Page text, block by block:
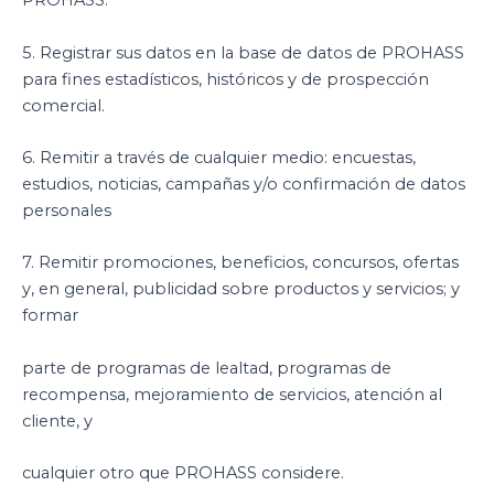
5. Registrar sus datos en la base de datos de PROHASS
para fines estadísticos, históricos y de prospección
comercial.
6. Remitir a través de cualquier medio: encuestas,
estudios, noticias, campañas y/o confirmación de datos
personales
7. Remitir promociones, beneficios, concursos, ofertas
y, en general, publicidad sobre productos y servicios; y
formar
parte de programas de lealtad, programas de
recompensa, mejoramiento de servicios, atención al
cliente, y
cualquier otro que PROHASS considere.